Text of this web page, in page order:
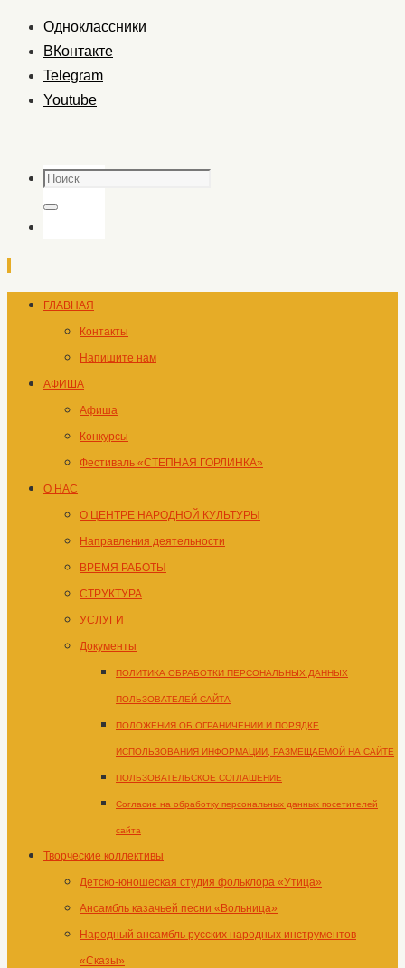
Одноклассники
ВКонтакте
Telegram
Youtube
Поиск
Поиск
Перейти
содержимому
ГЛАВНАЯ
Контакты
Напишите нам
АФИША
Афиша
Конкурсы
Фестиваль «СТЕПНАЯ ГОРЛИНКА»
О НАС
О ЦЕНТРЕ НАРОДНОЙ КУЛЬТУРЫ
Направления деятельности
ВРЕМЯ РАБОТЫ
СТРУКТУРА
УСЛУГИ
Документы
ПОЛИТИКА ОБРАБОТКИ ПЕРСОНАЛЬНЫХ ДАННЫХ
ПОЛЬЗОВАТЕЛЕЙ САЙТА
ПОЛОЖЕНИЯ ОБ ОГРАНИЧЕНИИ И ПОРЯДКЕ
ИСПОЛЬЗОВАНИЯ ИНФОРМАЦИИ, РАЗМЕЩАЕМОЙ НА САЙТЕ
ПОЛЬЗОВАТЕЛЬСКОЕ СОГЛАШЕНИЕ
Согласие на обработку персональных данных посетителей
сайта
Творческие коллективы
Детско-юношеская студия фольклора «Утица»
Ансамбль казачьей песни «Вольница»
Народный ансамбль русских народных инструментов
«Сказы»